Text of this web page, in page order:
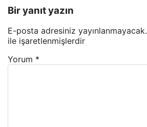
Bir yanıt yazın
E-posta adresiniz yayınlanmayacak.
ile işaretlenmişlerdir
Yorum *